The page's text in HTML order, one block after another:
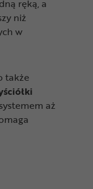
ręką, a
niż
w
także
aż